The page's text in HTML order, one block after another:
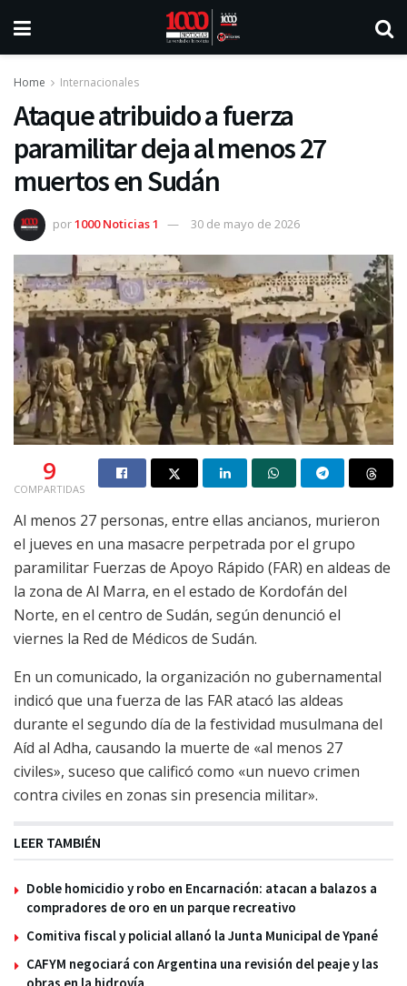
Home Internacionales
Ataque atribuido a fuerza
paramilitar deja al menos 27
muertos en Sudán
por1000 Noticias 1 30 de mayo de 2026
9
COMPARTIDAS
Al menos 27 personas, entre ellas ancianos, murieron
el jueves en una masacre perpetrada por el grupo
paramilitar Fuerzas de Apoyo Rápido (FAR) en aldeas de
la zona de Al Marra, en el estado de Kordofán del
Norte, en el centro de Sudán, según denunció el
viernes la Red de Médicos de Sudán.
En un comunicado, la organización no gubernamental
indicó que una fuerza de las FAR atacó las aldeas
durante el segundo día de la festividad musulmana del
Aíd al Adha, causando la muerte de «al menos 27
civiles», suceso que calificó como «un nuevo crimen
contra civiles en zonas sin presencia militar».
LEER TAMBIÉN
Doble homicidio y robo en Encarnación: atacan a balazos a
compradores de oro en un parque recreativo
Comitiva fiscal y policial allanó la Junta Municipal de Ypané
CAFYM negociará con Argentina una revisión del peaje y las